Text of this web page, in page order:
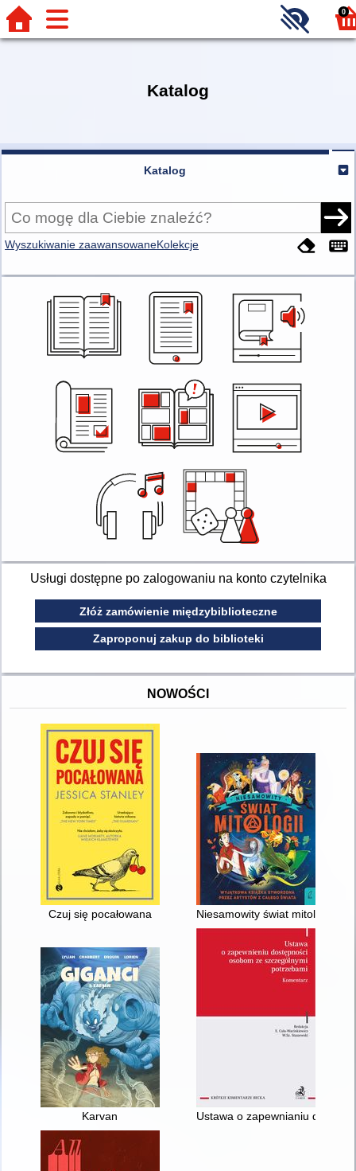
0
Katalog
Katalog
Wyszukiwanie zaawansowaneKolekcje
Usługi dostępne po zalogowaniu na konto czytelnika
Złóż zamówienie międzybiblioteczne
Zaproponuj zakup do biblioteki
NOWOŚCI
Czuj się pocałowana Niesamowity świat mitologii
Karvan Ustawa o zapewnianiu